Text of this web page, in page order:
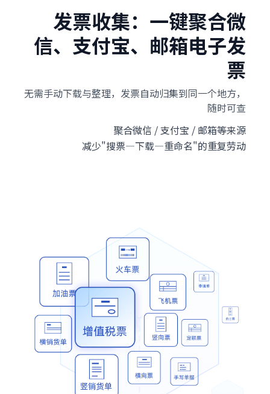
发票收集：一键聚合微
信、支付宝、邮箱电子发
票
无需手动下载与整理，发票自动归集到同一个地方，
随时可查
聚合微信 / 支付宝 / 邮箱等来源
减少"搜票—下载—重命名"的重复劳动